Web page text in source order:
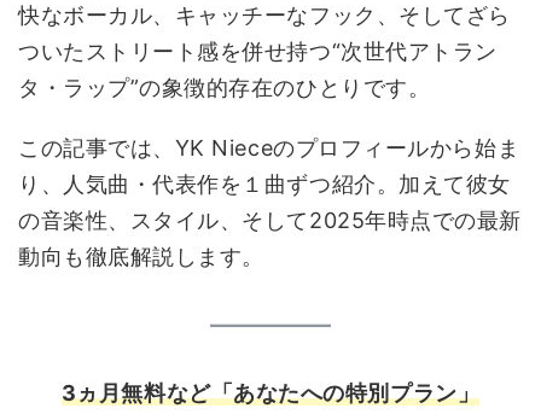
快なボーカル、キャッチーなフック、そしてざら
ついたストリート感を併せ持つ“次世代アトラン
タ・ラップ”の象徴的存在のひとりです。
この記事では、YK Nieceのプロフィールから始ま
り、人気曲・代表作を１曲ずつ紹介。加えて彼女
の音楽性、スタイル、そして2025年時点での最新
動向も徹底解説します。
3ヵ月無料など「あなたへの特別プラン」